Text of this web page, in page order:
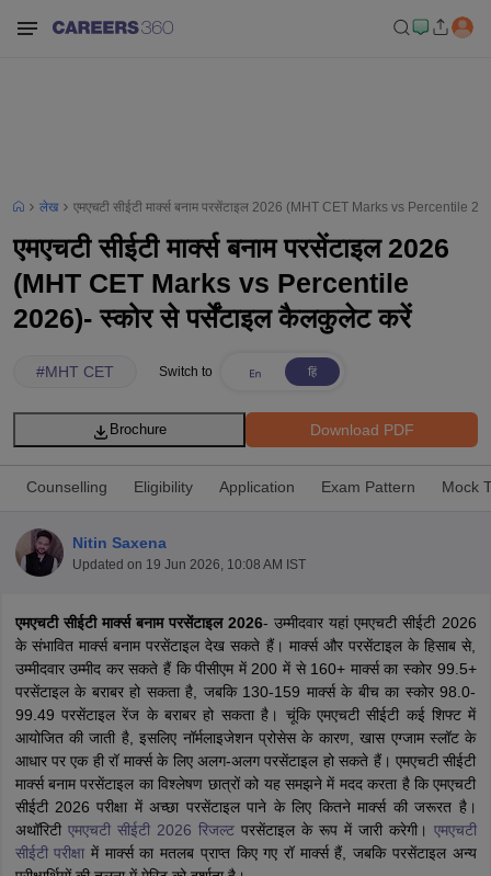
Syllabus JEE Main Study Material JEE Main Answer Key
View All
JEE Advanced Exam Pattern JEE Advanced Answer Key
JEE
GATE Cutoff GATE Result View All GATE Articles
EAMCET Exam Pattern
AP EAMCET Answer Key AP EAMCET Cutoff
EAMCET Exam Pattern
TS EAMCET Answer Key TS EAMCET Cutoff
MHT CET Answer Key MHT CET Cutoff MHT CET Result
MHT
KCET Cutoff KCET Result View All KCET Articles
लेख एमएचटी सीईटी मार्क्स बनाम परसेंटाइल 2026 (MHT CET Marks vs Percentile
एमएचटी सीईटी मार्क्स बनाम परसेंटाइल 2026
(MHT CET Marks vs Percentile
2026)- स्कोर से पर्सेंटाइल कैलकुलेट करें
#MHT CET Switch to
Download PDF
Brochure
Counselling Eligibility Application Exam Pattern Mock
Nitin Saxena
Updated on 19 Jun 2026, 10:08 AM IST
एमएचटी सीईटी मार्क्स बनाम परसेंटाइल 2026- उम्मीदवार यहां एमएचटी सीईटी 2026
के संभावित मार्क्स बनाम परसेंटाइल देख सकते हैं। मार्क्स और परसेंटाइल के हिसाब से,
उम्मीदवार उम्मीद कर सकते हैं कि पीसीएम में 200 में से 160+ मार्क्स का स्कोर 99.5+
परसेंटाइल के बराबर हो सकता है, जबकि 130-159 मार्क्स के बीच का स्कोर 98.0-
99.49 परसेंटाइल रेंज के बराबर हो सकता है। चूंकि एमएचटी सीईटी कई शिफ्ट में
आयोजित की जाती है, इसलिए नॉर्मलाइजेशन प्रोसेस के कारण, खास एग्जाम स्लॉट के
आधार पर एक ही रॉ मार्क्स के लिए अलग-अलग परसेंटाइल हो सकते हैं। एमएचटी सीईटी
मार्क्स बनाम परसेंटाइल का विश्लेषण छात्रों को यह समझने में मदद करता है कि एमएचटी
सीईटी 2026 परीक्षा में अच्छा परसेंटाइल पाने के लिए कितने मार्क्स की जरूरत है।
अथॉरिटी एमएचटी सीईटी 2026 रिजल्टपरसेंटाइल के रूप में जारी करेगी। एमएचटी
सीईटी परीक्षा में मार्क्स का मतलब प्राप्त किए गए रॉ मार्क्स हैं, जबकि परसेंटाइल अन्य